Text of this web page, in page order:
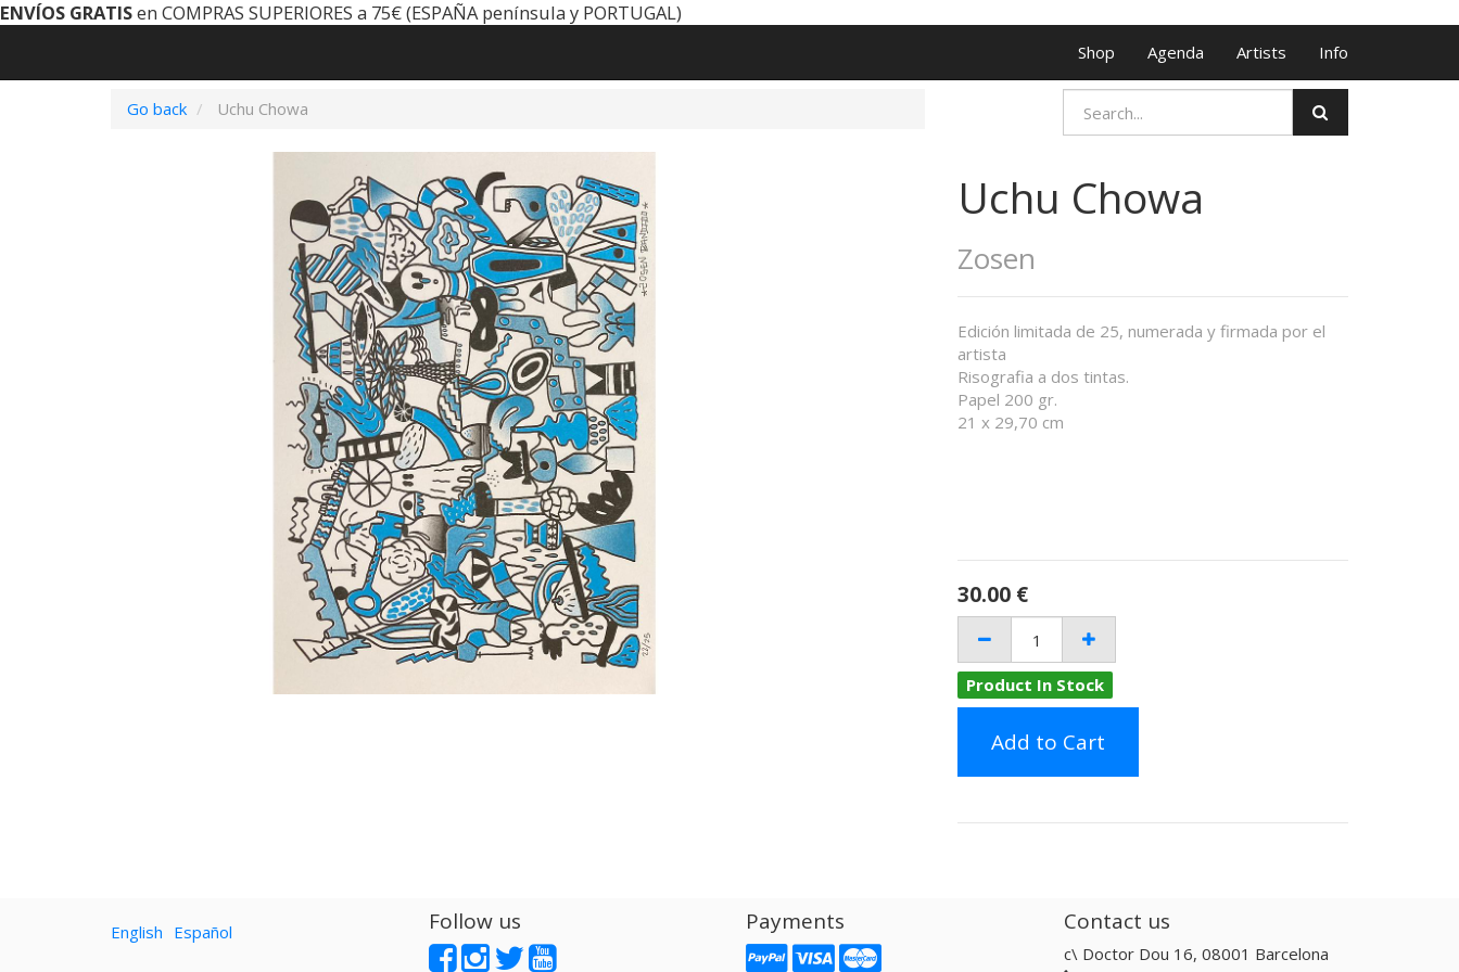
ENVÍOS GRATISen COMPRAS SUPERIORES a 75€ (ESPAÑA península y PORTUGAL)
Shop Agenda Artists Info
Go back Uchu Chowa
Uchu Chowa
Zosen
Edición limitada de 25, numerada y firmada por el
artista
Risografia a dos tintas.
Papel 200 gr.
21 x 29,70 cm
30.00 €
Product In Stock
Add to Cart
English Español Follow us Payments Contact us
c\ Doctor Dou 16, 08001 Barcelona